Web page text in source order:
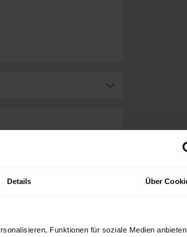
Details Über
Funktionen für soziale Medien